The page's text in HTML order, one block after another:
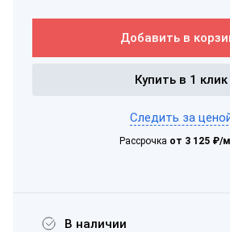
Добавить в
Купить в 1 клик
Следить за
Рассрочка от 3 125 ₽/
В наличии